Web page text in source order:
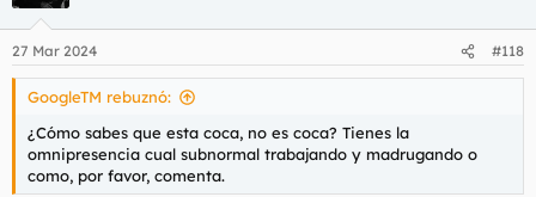
e
s
27 Mar 2024 #118
GoogleTM rebuznó:
¿Cómo sabes que esta coca, no es coca? Tienes la
omnipresencia cual subnormal trabajando y madrugando o
como, por favor, comenta.